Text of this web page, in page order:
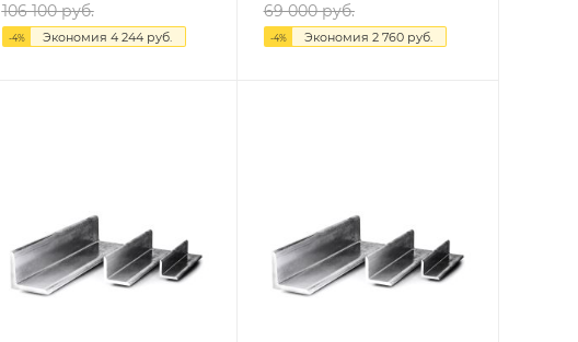
106 100руб.
-4% Экономия 4 244руб.
69 000руб.
-4% Экономия 2 760руб.